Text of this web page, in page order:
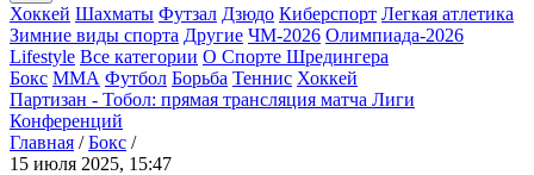
Хоккей Шахматы Футзал Дзюдо Киберспорт Легкая атлетика
Зимние виды спорта Другие ЧМ-2026 Олимпиада-2026
Lifestyle Все категории О Спорте Шредингера
Бокс ММА Футбол Борьба Теннис Хоккей
Партизан - Тобол: прямая трансляция матча Лиги
Конференций
Главная / Бокс /
15 июля 2025, 15:47